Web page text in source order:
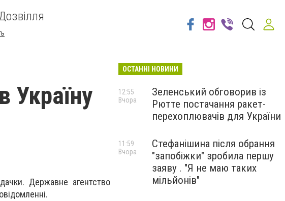
Україну
Державне агентство
ОСТАННІ НОВИНИ
Зеленський обговорив із
Рютте постачання ракет-
перехоплювачів для України
12:55
Вчора
Стефанішина після обрання
"запобіжки" зробила першу
заяву . "Я не маю таких
мільйонів"
11:59
Вчора